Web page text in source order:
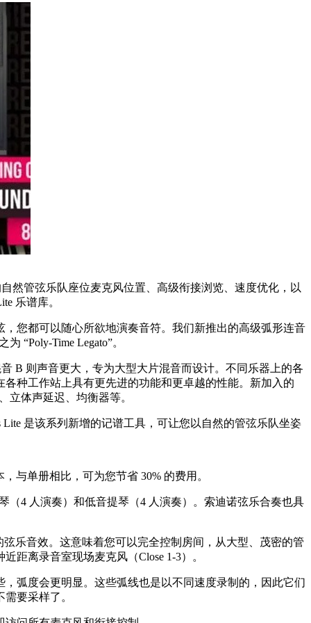
然管弦乐队座位麦克风位置、高级衔接浏览、速度优化，以
乐谱库。
您都可以随心所欲地演奏音符。我们新推出的高级弧形连音
“Poly-Time Legato”。
B 则声音更大，专为大型大片混音而设计。不同乐器上的各
种工作站上具有更先进的功能和更卓越的性能。新加入的
立体声延迟、均衡器等。
Lite 是该系列新增的记谱工具，可让您以自然的管弦乐队坐姿
与单册相比，可为您节省 30% 的费用。
（4 人演奏）和低音提琴（4 人演奏）。索迪诺弦乐合奏也具
乐音效。这意味着您可以完全控制房间，从大型、茂密的管
距离录音室现场麦克风（Close 1-3）。
弧度会更明显。这些弧线也是以不同速度录制的，因此它们
要采样了。